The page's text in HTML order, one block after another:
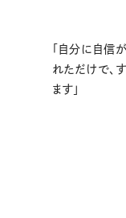
「自分に自信
れただけで、
ます」